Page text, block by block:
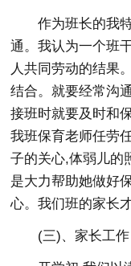
作为班长的我
通。我认为一个班
人共同劳动的结果
结合。就要经常沟
接班时就要及时和
我班保育老师任劳
子的关心,体弱儿的
是大力帮助她做好
心。我们班的家长
(三)、家长工作